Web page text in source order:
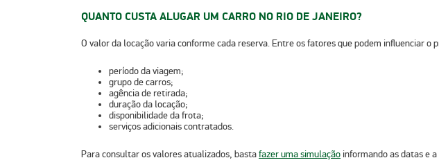
QUANTO CUSTA ALUGAR UM CARRO NO RIO DE JANEIRO?
O valor da locação varia conforme cada reserva. Entre os fatores que podem influenciar o
período da viagem;
grupo de carros;
agência de retirada;
duração da locação;
disponibilidade da frota;
serviços adicionais contratados.
Para consultar os valores atualizados, bastafazer uma simulação informando as datas e